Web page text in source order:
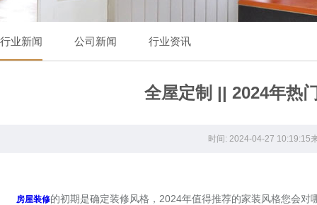
行业新闻 公司新闻 行业资讯
全屋定制 || 2024年热
时间: 2024-04-27 10:19:15
房屋装修的初期是确定装修风格，2024年值得推荐的家装风格您会对